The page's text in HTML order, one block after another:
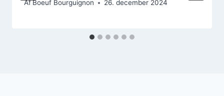
AfBoeuf Bourguignon 26. december 2024